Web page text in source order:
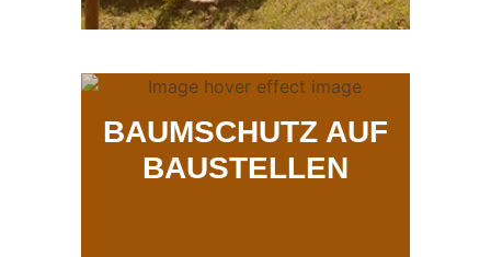
BAUMSCHUTZ AUF
BAUSTELLEN